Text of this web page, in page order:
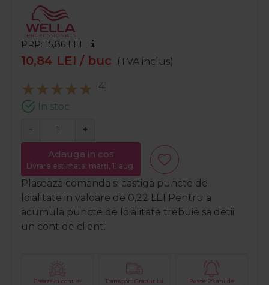
PRP: 15,86 LEI
10,84 LEI / buc (TVA inclus)
[4]
In stoc
− +
Adauga in cos
Livrare estimata: marți, 11 aug.
Plaseaza comanda si castiga puncte de
loialitate in valoare de 0,22 LEI Pentru a
acumula puncte de loialitate trebuie sa detii
un cont de client.
Creaza-ti cont si
Transport Gratuit La
Peste 29 ani de